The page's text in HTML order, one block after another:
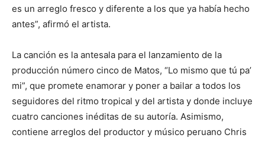
es un arreglo fresco y diferente a los que ya había hecho
antes”, afirmó el artista.
La canción es la antesala para el lanzamiento de la
producción número cinco de Matos, “Lo mismo que tú pa’
mi”, que promete enamorar y poner a bailar a todos los
seguidores del ritmo tropical y del artista y donde incluye
cuatro canciones inéditas de su autoría. Asimismo,
contiene arreglos del productor y músico peruano Chris